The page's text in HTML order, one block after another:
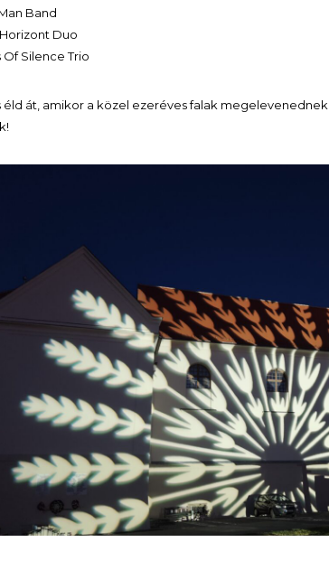
Band
Duo
Of Silence Trio
éld át, amikor a közel ezeréves falak